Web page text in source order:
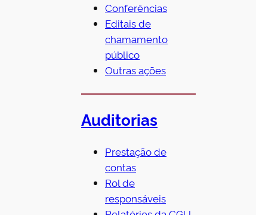
Conferências
Editais de
chamamento
público
Outras ações
Auditorias
Prestação de
contas
Rol de
responsáveis